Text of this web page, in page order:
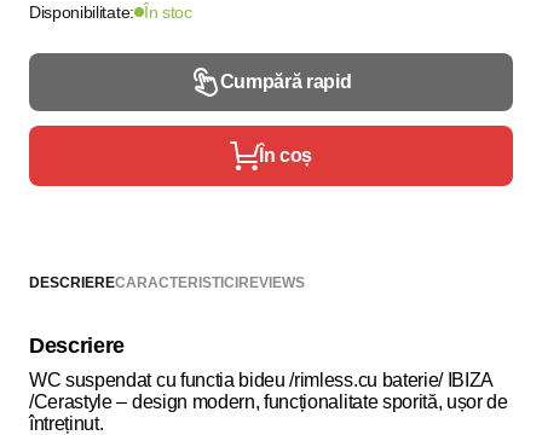
Disponibilitate: În stoc
Cumpără rapid
În coș
DESCRIERECARACTERISTICIREVIEWS
Descriere
WC suspendat cu functia bideu /rimless.cu baterie/ IBIZA
/Cerastyle – design modern, funcționalitate sporită, ușor de
întreținut.